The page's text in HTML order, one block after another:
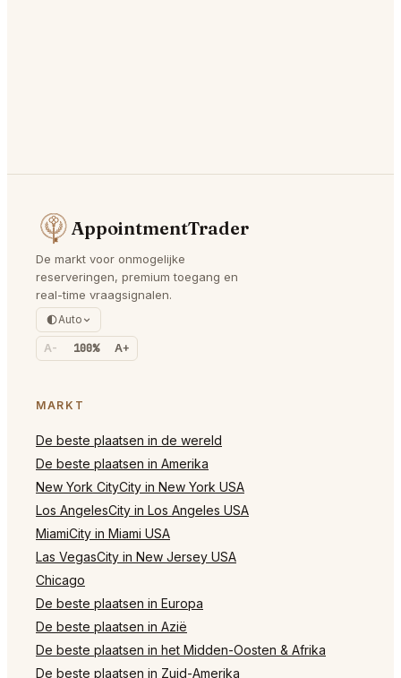
AppointmentTrader
De markt voor onmogelijke
reserveringen, premium toegang en
real-time vraagsignalen.
Auto
A- 100% A+
MARKT
De beste plaatsen in de wereld
De beste plaatsen in Amerika
New York CityCity in New York USA
Los AngelesCity in Los Angeles USA
MiamiCity in Miami USA
Las VegasCity in New Jersey USA
Chicago
De beste plaatsen in Europa
De beste plaatsen in Azië
De beste plaatsen in het Midden-Oosten & Afrika
De beste plaatsen in Zuid-Amerika